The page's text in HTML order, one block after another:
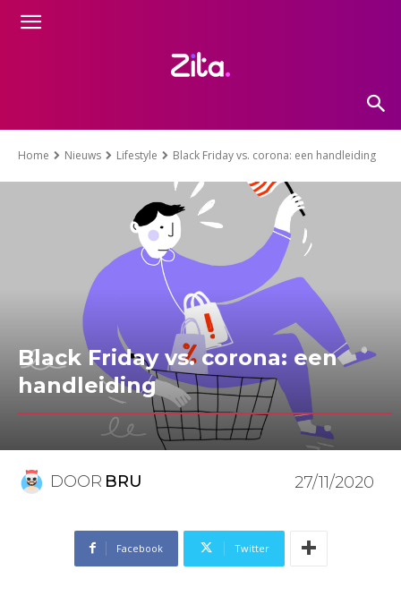
Home Nieuws Lifestyle Black Friday vs. corona: een handleiding
Black Friday vs. corona: een
handleiding
DOOR BRU 27/11/2020
Facebook Twitter